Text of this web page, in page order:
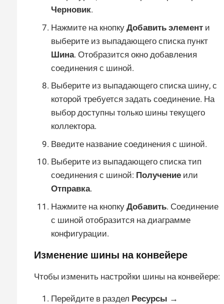
Черновик.
Нажмите на кнопку Добавить элемент и
выберите из выпадающего списка пункт
Шина. Отобразится окно добавления
соединения с шиной.
Выберите из выпадающего списка шину, с
которой требуется задать соединение. На
выбор доступны только шины текущего
коллектора.
Введите название соединения с шиной.
Выберите из выпадающего списка тип
соединения с шиной: Получение или
Отправка.
Нажмите на кнопку Добавить. Соединение
с шиной отобразится на диаграмме
конфигурации.
Изменение шины на конвейере
Чтобы изменить настройки шины на конвейере:
Перейдите в раздел Ресурсы →